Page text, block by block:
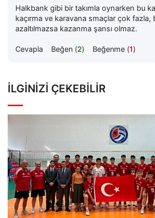
Halkbank gibi bir takımla oynarken bu
kaçırma ve karavana smaçlar çok fazla,
azaltılmazsa kazanma şansı olmaz.
Cevapla Beğen (2) Beğenme (1)
İLGINIZI ÇEKEBILIR